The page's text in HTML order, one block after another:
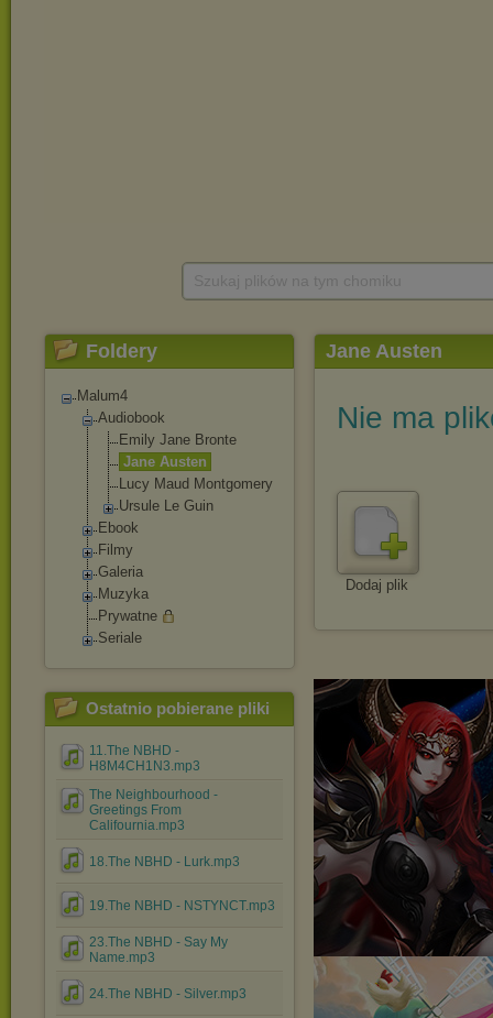
Foldery
Malum4
Audiobook
Emily Jane Bronte
Jane Austen
Lucy Maud Montgomery
Ursule Le Guin
Ebook
Filmy
Galeria
Muzyka
Prywatne
Seriale
Ostatnio pobierane pliki
11.The NBHD -
H8M4CH1N3.mp3
The Neighbourhood -
Greetings From
Califournia.mp3
18.The NBHD - Lurk.mp3
19.The NBHD - NSTYNCT.mp3
23.The NBHD - Say My
Name.mp3
24.The NBHD - Silver.mp3
Jane Austen
Nie ma
Dodaj plik